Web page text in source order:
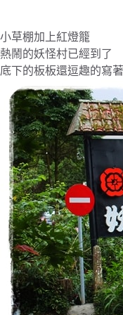
小草棚加上紅燈籠
熱鬧的妖怪村已經到了
底下的板板還逗趣的寫